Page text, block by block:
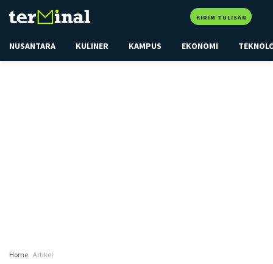
KIRIM TULISAN
NUSANTARA KULINER KAMPUS EKONOMI
Home Artikel